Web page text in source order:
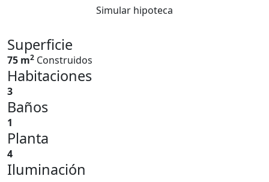
Simular hipoteca
Superficie
75 m2 Construidos
Habitaciones
3
Baños
1
Planta
4
Iluminación